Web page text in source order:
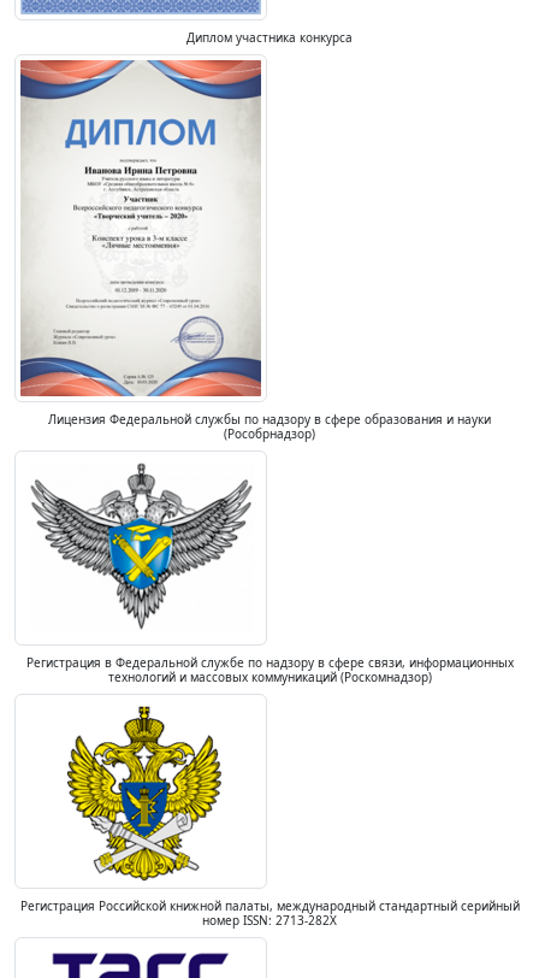
Диплом участника конкурса
Лицензия Федеральной службы по надзору в сфере образования и науки
(Рособрнадзор)
Регистрация в Федеральной службе по надзору в сфере связи, информационных
технологий и массовых коммуникаций (Роскомнадзор)
Регистрация Российской книжной палаты, международный стандартный серийный
номер ISSN: 2713-282X